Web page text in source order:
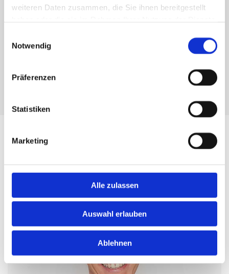
weiteren Daten zusammen, die Sie ihnen bereitgestellt
Notwendig
Präferenzen
Statistiken
Marketing
Alle zulassen
Auswahl erlauben
Ablehnen